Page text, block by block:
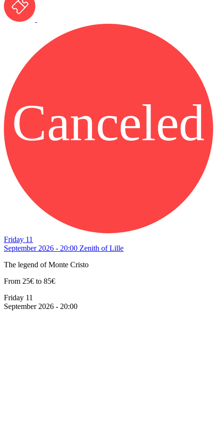
Canceled
Friday 11
September 2026 - 20:00 Zenith of Lille
The legend of Monte Cristo
From 25€ to 85€
Friday 11
September 2026 - 20:00